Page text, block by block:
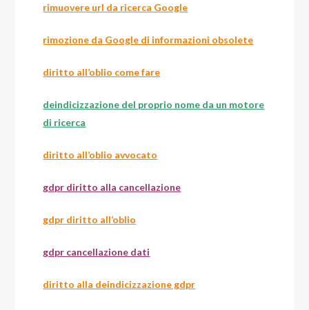
rimuovere url da ricerca Google
rimozione da Google di informazioni obsolete
diritto all’oblio come fare
deindicizzazione del proprio nome da un motore
di ricerca
diritto all’oblio avvocato
gdpr diritto alla cancellazione
gdpr diritto all’oblio
gdpr cancellazione dati
diritto alla deindicizzazione gdpr